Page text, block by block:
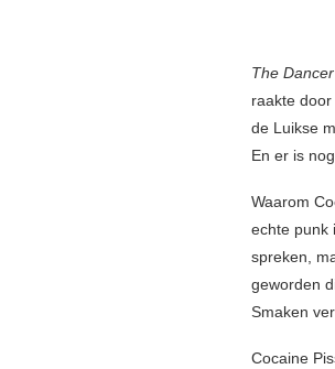
The Dancer
raakte
de Luikse
En er is
Waarom
echte punk
spreken,
geworden
Smaken
Cocaine